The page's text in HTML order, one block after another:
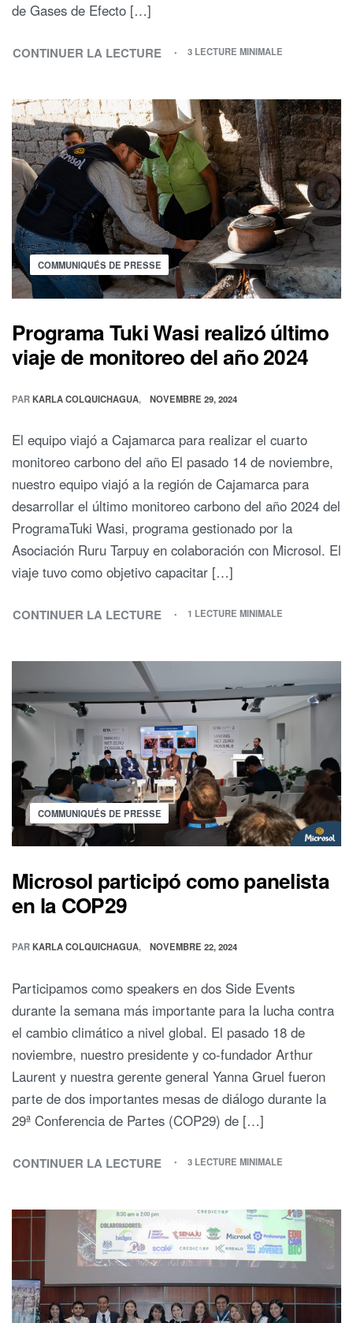
de Gases de Efecto […]
CONTINUER LA LECTURE 3 LECTURE MINIMALE
COMMUNIQUÉS DE PRESSE
Programa Tuki Wasi realizó último
viaje de monitoreo del año 2024
PARKARLA COLQUICHAGUA NOVEMBRE 29, 2024
El equipo viajó a Cajamarca para realizar el cuarto
monitoreo carbono del año El pasado 14 de noviembre,
nuestro equipo viajó a la región de Cajamarca para
desarrollar el último monitoreo carbono del año 2024 del
ProgramaTuki Wasi, programa gestionado por la
Asociación Ruru Tarpuy en colaboración con Microsol. El
viaje tuvo como objetivo capacitar […]
CONTINUER LA LECTURE 1 LECTURE MINIMALE
COMMUNIQUÉS DE PRESSE
Microsol participó como panelista
en la COP29
PARKARLA COLQUICHAGUA NOVEMBRE 22, 2024
Participamos como speakers en dos Side Events
durante la semana más importante para la lucha contra
el cambio climático a nivel global. El pasado 18 de
noviembre, nuestro presidente y co-fundador Arthur
Laurent y nuestra gerente general Yanna Gruel fueron
parte de dos importantes mesas de diálogo durante la
29ª Conferencia de Partes (COP29) de […]
CONTINUER LA LECTURE 3 LECTURE MINIMALE